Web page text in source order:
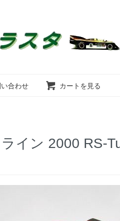
合わせ カートを見る
イン 2000 RS-